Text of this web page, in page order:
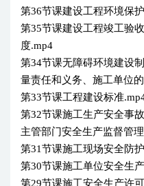
第36节课建设工程环境保
第35节课建设工程竣工验
度.mp4
第34节课无障碍环境建设
量责任和义务、施工单位
第33节课工程建设标准
第32节课施工生产安全事
主管部门安全生产监督管
第31节课施工现场安全防
第30节课施工单位安全生
第29节课施工安全生产许